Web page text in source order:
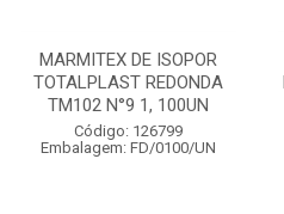
MARMITEX DE ISOPOR
TOTALPLAST REDONDA
TM102 N°9 1, 100UN
Código: 126799
Embalagem: FD/0100/UN